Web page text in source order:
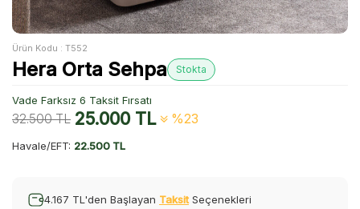
Ürün Kodu : T552
Hera Orta Sehpa Stokta
Vade Farksız 6 Taksit Fırsatı
32.500TL 25.000TL %23
Havale/EFT: 22.500 TL
4.167 TL'den Başlayan Taksit Seçenekleri